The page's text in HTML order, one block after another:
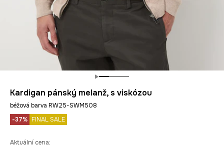
Kardigan pánský melanž, s viskózou
béžová barva RW25-SWM508
-37% FINAL SALE
Aktuální cena: